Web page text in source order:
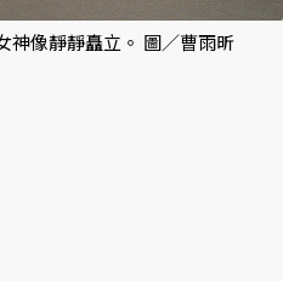
神像靜靜矗立。 圖／曹雨昕